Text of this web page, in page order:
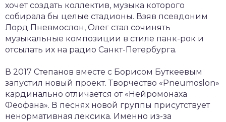
хочет создать коллектив, музыка которого
собирала бы целые стадионы. Взяв псевдоним
Лорд Пневмослон, Олег стал сочинять
музыкальные композиции в стиле панк-рок и
отсылать их на радио Санкт-Петербурга.
В 2017 Степанов вместе с Борисом Буткеевым
запустил новый проект. Творчество «Pneumoslon»
кардинально отличается от «Нейромонаха
Феофана». В песнях новой группы присутствует
ненормативная лексика. Именно из-за